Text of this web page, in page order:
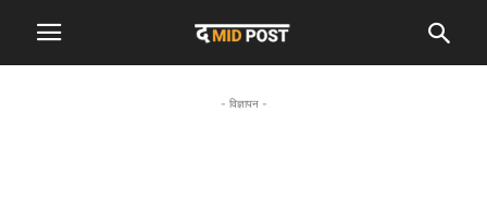
- विज्ञापन -